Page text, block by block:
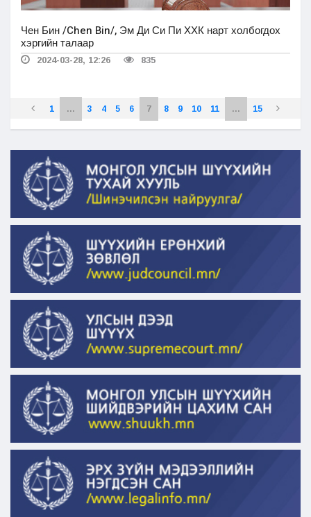
Чен Бин /Chen Bin/, Эм Ди Си Пи ХХК нарт холбогдох
хэргийн талаар
2024-03-28, 12:26 835
1 ... 3 4 5 6 7 8 9 10 11 ... 15